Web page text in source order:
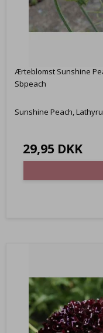
Ærteblomst Sunshine
Sbpeach
Sunshine Peach,
29,95 DKK